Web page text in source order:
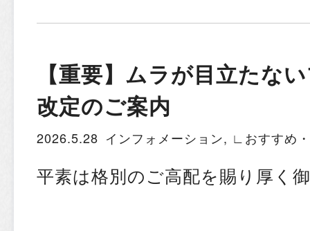
【重要】ムラが目立たな
改定のご案内
2026.5.28 インフォメーション, ∟おすすめ
平素は格別のご高配を賜り厚く